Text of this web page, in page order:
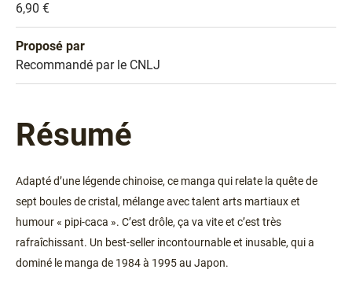
Prix
6,90 €
Proposé par
Sélection
Recommandé par le CNLJ
Résumé
Adapté d’une légende chinoise, ce manga qui relate la quête de
sept boules de cristal, mélange avec talent arts martiaux et
humour « pipi-caca ». C’est drôle, ça va vite et c’est très
rafraîchissant. Un best-seller incontournable et inusable, qui a
dominé le manga de 1984 à 1995 au Japon.